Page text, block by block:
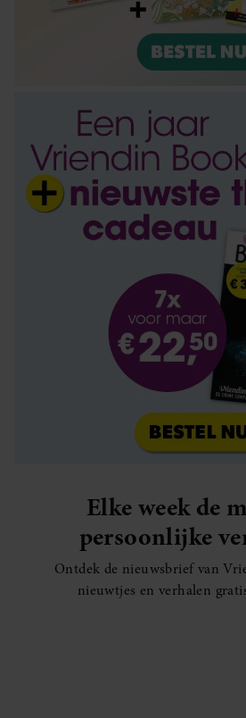
Elke week de
persoonlijke
Ontdek de nieuwsbrief van
nieuwtjes en verhalen